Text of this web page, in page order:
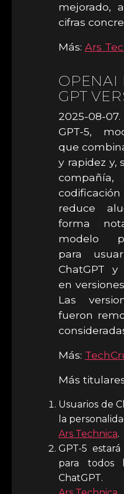
mejorado,
cifras
Más: Ars
OPENAI
GPT
2025-08-
GPT-5,
que
y rapidez y,
reduce
forma
modelo
para
ChatGPT
en
Las
fueron
Más:
Más
Usuarios de
la
Ars Technica.
GPT-5
para todos
ChatGPT.